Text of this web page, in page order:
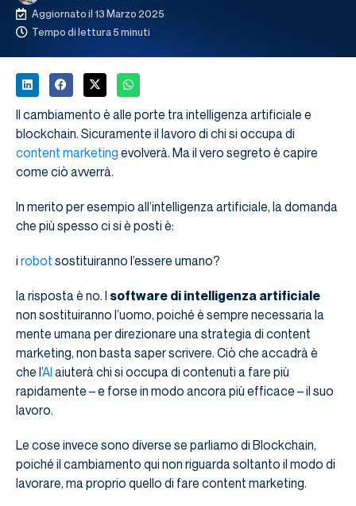
Aggiornato il 13 Marzo 2025
Tempo di lettura 5 minuti
Il cambiamento è alle porte tra intelligenza artificiale e
blockchain. Sicuramente il lavoro di chi si occupa di
content marketing evolverà. Ma il vero segreto è capire
come ciò avverrà.
In merito per esempio all’intelligenza artificiale, la domanda
che più spesso ci si è posti è:
i robot sostituiranno l’essere umano?
la risposta è no. I software di intelligenza artificiale
non sostituiranno l’uomo, poiché è sempre necessaria la
mente umana per direzionare una strategia di content
marketing, non basta saper scrivere. Ciò che accadrà è
che l’AI aiuterà chi si occupa di contenuti a fare più
rapidamente – e forse in modo ancora più efficace – il suo
lavoro.
Le cose invece sono diverse se parliamo di Blockchain,
poiché il cambiamento qui non riguarda soltanto il modo di
lavorare, ma proprio quello di fare content marketing.